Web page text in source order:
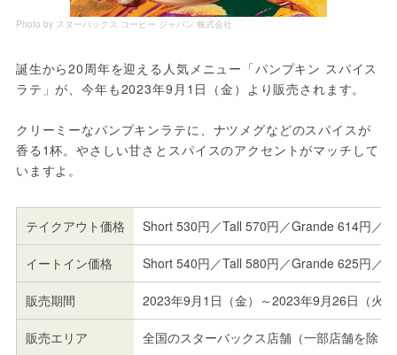
Photo by スターバックス コーヒー ジャパン 株式会社
誕生から20周年を迎える人気メニュー「パンプキン スパイス
ラテ」が、今年も2023年9月1日（金）より販売されます。
クリーミーなパンプキンラテに、ナツメグなどのスパイスが
香る1杯。やさしい甘さとスパイスのアクセントがマッチして
いますよ。
テイクアウト価格 Short 530円／Tall 570円／Grande 614円／
イートイン価格 Short 540円／Tall 580円／Grande 625円／
販売期間 2023年9月1日（金）～2023年9月26日（火
販売エリア
全国のスターバックス店舗（一部店舗を除く